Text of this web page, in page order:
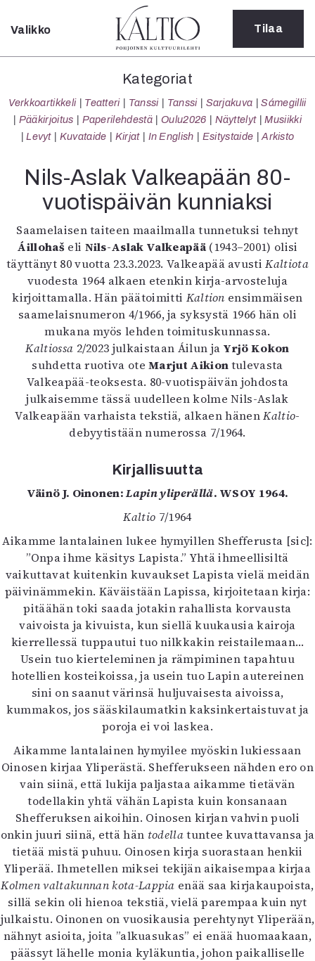
Sulje
Kategoriat
Verkkoartikkeli
Teatteri
Tanssi
Sarjakuva
Sámegillii
Pääkirjoitus
Oulu2026
Näyttelyt
Musiikki
Levyt
Kuvataide
Kirjat
In English
Esitystaide
Arkisto
Lehdet
4/2026
1/2026
5/2025 saame
5/2025
Lehtiarkisto
Info
Tilaus ja irtonumerot
Yhteistyössä
Toimitus
Mediatiedot
Kaltio ry
Valikko Tilaa
Kategoriat
Verkkoartikkeli Teatteri Tanssi Tanssi Sarjakuva
Sámegillii
Pääkirjoitus
Paperilehdestä Oulu2026 Näyttelyt
Musiikki
Levyt
Kuvataide Kirjat In English Esitystaide Arkisto
Nils-Aslak Valkeapään 80-
vuotispäivän kunniaksi
Saamelaisen taiteen maailmalla tunnetuksi tehnyt
Áillohaš eli Nils-Aslak Valkeapää(1943–2001) olisi
täyttänyt 80 vuotta 23.3.2023. Valkeapää avustiKaltiota
vuodesta 1964 alkaen etenkin kirja-arvosteluja
kirjoittamalla. Hän päätoimitti Kaltion ensimmäisen
saamelaisnumeron 4/1966, ja syksystä 1966 hän oli
mukana myös lehden toimituskunnassa.
Kaltiossa 2/2023 julkaistaan Áilun ja Yrjö Kokon
suhdetta ruotiva oteMarjut Aikiontulevasta
Valkeapää-teoksesta. 80-vuotispäivän johdosta
julkaisemme tässä uudelleen kolme Nils-Aslak
Valkeapään varhaista tekstiä, alkaen hänenKaltio-
debyytistään numerossa 7/1964.
Kirjallisuutta
Väinö J. Oinonen:Lapin yliperällä. WSOY 1964.
Kaltio 7/1964
Aikamme lantalainen lukee hymyillen Shefferusta [sic]:
”Onpa ihme käsitys Lapista.” Yhtä ihmeellisiltä
vaikuttavat kuitenkin kuvaukset Lapista vielä meidän
päivinämmekin. Käväistään Lapissa, kirjoitetaan kirja:
pitäähän toki saada jotakin rahallista korvausta
vaivoista ja kivuista, kun siellä kuukausia kairoja
kierrellessä tuppautui tuo nilkkakin reistailemaan…
Usein tuo kierteleminen ja rämpiminen tapahtuu
hotellien kosteikoissa, ja usein tuo Lapin autereinen
sini on saanut värinsä huljuvaisesta aivoissa,
kummakos, jos sääskilaumatkin kaksinkertaistuvat ja
poroja ei voi laskea.
Aikamme lantalainen hymyilee myöskin lukiessaan
Oinosen kirjaa Yliperästä. Shefferukseen nähden ero on
vain siinä, että lukija paljastaa aikamme tietävän
todellakin yhtä vähän Lapista kuin konsanaan
Shefferuksen aikoihin. Oinosen kirjan vahvin puoli
onkin juuri siinä, että hän todellatuntee kuvattavansa ja
tietää mistä puhuu. Oinosen kirja suorastaan henkii
Yliperää. Ihmetellen miksei tekijän aikaisempaa kirjaa
Kolmen valtakunnan kota-Lappia enää saa kirjakaupoista,
sillä sekin oli hienoa tekstiä, vielä parempaa kuin nyt
julkaistu. Oinonen on vuosikausia perehtynyt Yliperään,
nähnyt asioita, joita ”alkuasukas” ei enää huomaakaan,
päässyt lähelle monia kyläkuntia, johon paikalliselle